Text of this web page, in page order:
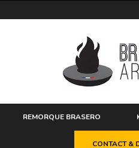
REMORQUE BRASERO
CONTACT &